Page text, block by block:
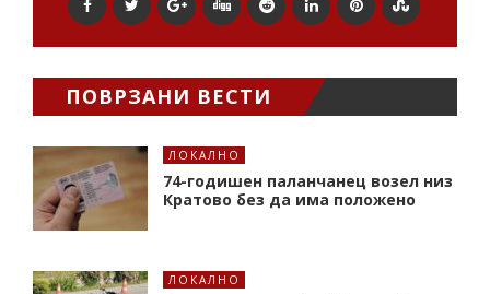
ПОВРЗАНИ ВЕСТИ
ЛОКАЛНО
74-годишен паланчанец возел низ
Кратово без да има положено
ЛОКАЛНО